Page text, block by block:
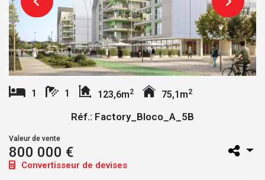
1 1 123,6m2 75,1m2
Réf.: Factory_Bloco_A_5B
Valeur de vente
800 000 €
Convertisseur de devises